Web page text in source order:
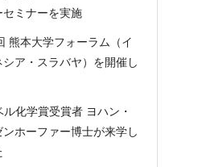
セミナーを実施
熊本大学フォーラム（イ
シア・スラバヤ）を開催し
ル化学賞受賞者 ヨハン・
ンホーファー博士が来学し